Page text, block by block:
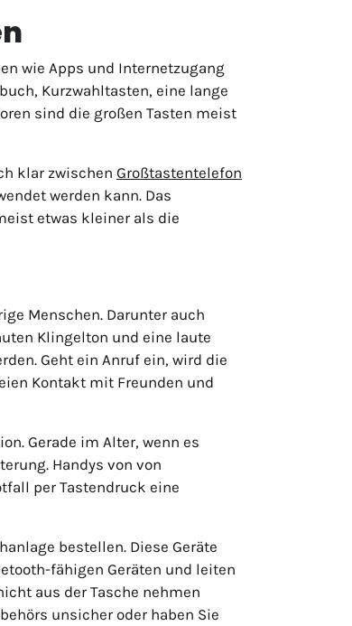
wie Apps und Internetzugang
Kurzwahltasten, eine lange
sind die großen Tasten meist
klar zwischen Großtastentelefon
werden kann. Das
etwas kleiner als die
Menschen. Darunter auch
Klingelton und eine laute
Geht ein Anruf ein, wird die
Kontakt mit Freunden und
Gerade im Alter, wenn es
Handys von von
per Tastendruck eine
bestellen. Diese Geräte
fähigen Geräten und leiten
aus der Tasche nehmen
unsicher oder haben Sie